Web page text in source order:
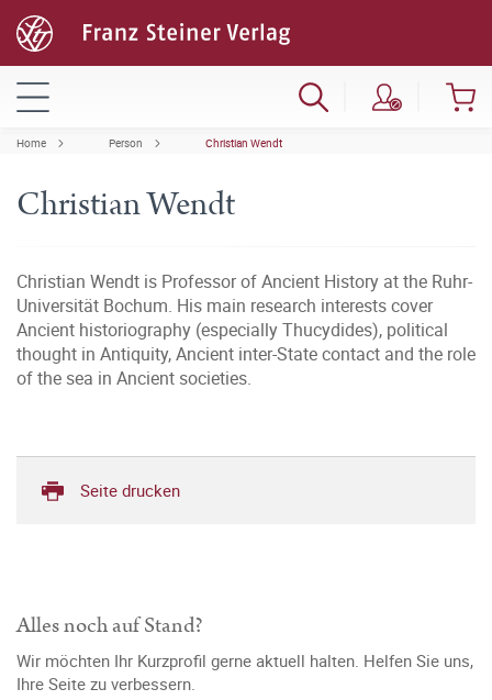
Home Person Christian Wendt
Christian Wendt
Christian Wendt is Professor of Ancient History at the Ruhr-
Universität Bochum. His main research interests cover
Ancient historiography (especially Thucydides), political
thought in Antiquity, Ancient inter-State contact and the role
of the sea in Ancient societies.
Seite drucken
Alles noch auf Stand?
Wir möchten Ihr Kurzprofil gerne aktuell halten. Helfen Sie uns,
Ihre Seite zu verbessern.